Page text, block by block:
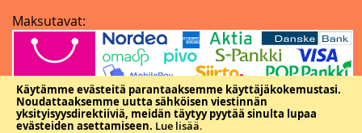
Käytämme evästeitä parantaaksemme käyttäjäkokemustasi.
Noudattaaksemme uutta sähköisen viestinnän
yksityisyysdirektiiviä, meidän täytyy pyytää sinulta lupaa
evästeiden asettamiseen. Lue lisää.
Maksutavat: